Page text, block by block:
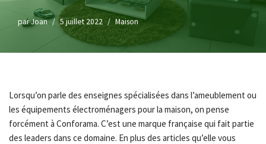
parJoan 5 juillet 2022 Maison
Lorsqu’on parle des enseignes spécialisées dans l’ameublement ou
les équipements électroménagers pour la maison, on pense
forcément à Conforama. C’est une marque française qui fait partie
des leaders dans ce domaine. En plus des articles qu’elle vous